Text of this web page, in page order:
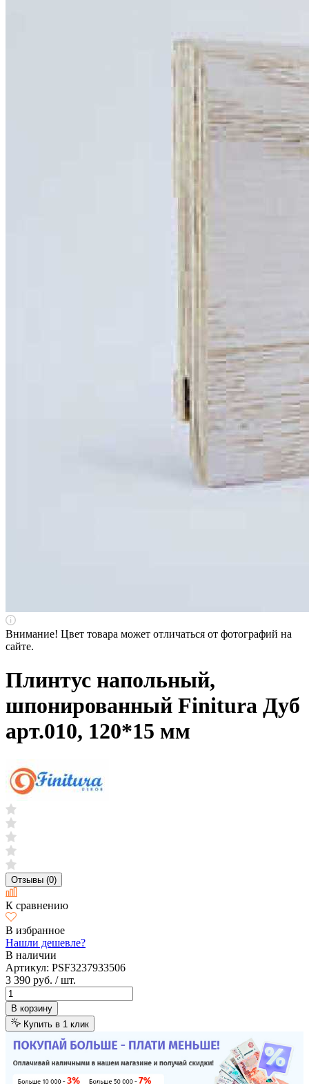
Внимание! Цвет товара может отличаться от фотографий на
сайте.
Плинтус напольный,
шпонированный Finitura Дуб
арт.010, 120*15 мм
Отзывы (0)
К сравнению
В избранное
Нашли дешевле?
В наличии
Артикул: PSF3237933506
3 390 руб. / шт.
В корзину
Купить в 1 клик